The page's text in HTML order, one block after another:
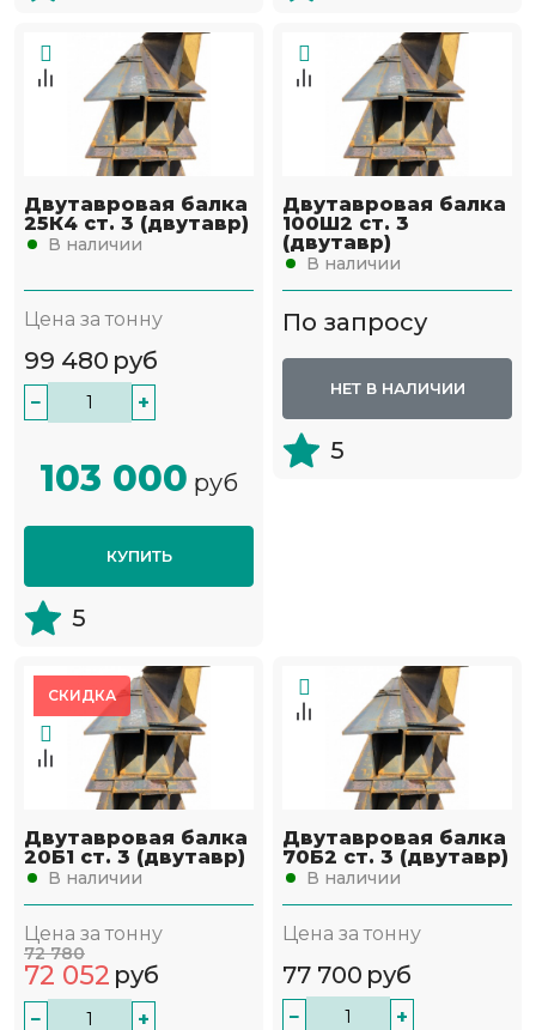
Двутавровая балка
25К4 ст. 3 (двутавр)
В наличии
Цена за тонну
99 480 руб
− +
103 000 руб
КУПИТЬ
5
Двутавровая балка
100Ш2 ст. 3
(двутавр)
В наличии
По запросу
НЕТ В НАЛИЧИИ
5
СКИДКА
Двутавровая балка
20Б1 ст. 3 (двутавр)
В наличии
Цена за тонну
72 780
72 052 руб
− +
Двутавровая балка
70Б2 ст. 3 (двутавр)
В наличии
Цена за тонну
77 700 руб
− +